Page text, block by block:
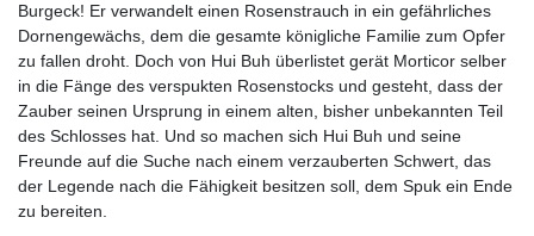
Burgeck! Er verwandelt einen Rosenstrauch in ein gefährliches
Dornengewächs, dem die gesamte königliche Familie zum Opfer
zu fallen droht. Doch von Hui Buh überlistet gerät Morticor selber
in die Fänge des verspukten Rosenstocks und gesteht, dass der
Zauber seinen Ursprung in einem alten, bisher unbekannten Teil
des Schlosses hat. Und so machen sich Hui Buh und seine
Freunde auf die Suche nach einem verzauberten Schwert, das
der Legende nach die Fähigkeit besitzen soll, dem Spuk ein Ende
zu bereiten.